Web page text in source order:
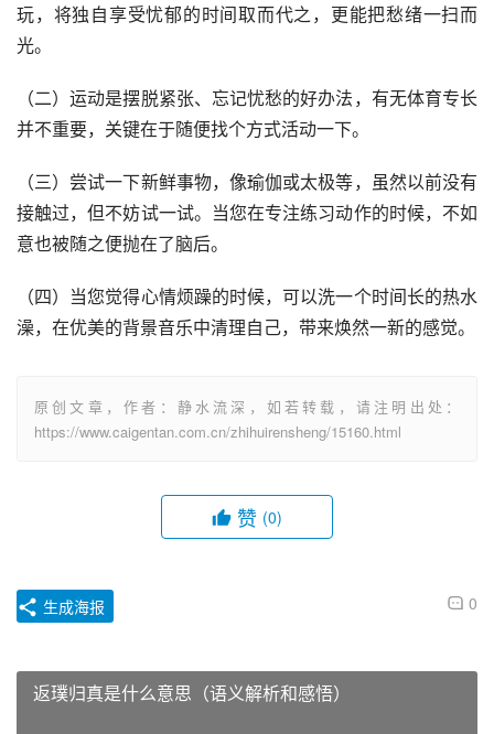
玩，将独自享受忧郁的时间取而代之，更能把愁绪一扫而
光。
（二）运动是摆脱紧张、忘记忧愁的好办法，有无体育专长
并不重要，关键在于随便找个方式活动一下。
（三）尝试一下新鲜事物，像瑜伽或太极等，虽然以前没有
接触过，但不妨试一试。当您在专注练习动作的时候，不如
意也被随之便抛在了脑后。
（四）当您觉得心情烦躁的时候，可以洗一个时间长的热水
澡，在优美的背景音乐中清理自己，带来焕然一新的感觉。
原创文章，作者：静水流深，如若转载，请注明出处：
https://www.caigentan.com.cn/zhihuirensheng/15160.html
赞 (0)
0
生成海报
返璞归真是什么意思（语义解析和感悟）